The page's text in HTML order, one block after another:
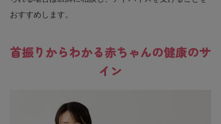
おすすめします。
首振りからわかる赤ちゃんの健康のサ
イン